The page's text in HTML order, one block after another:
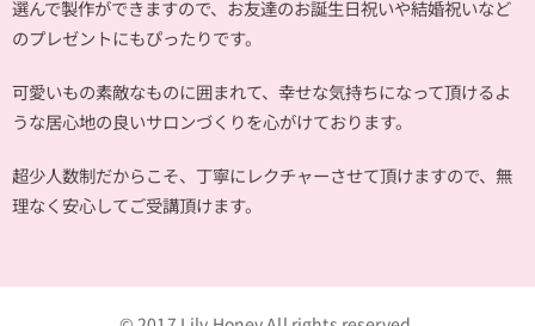
選んで製作ができますので、お友達のお誕生日祝いや結婚祝いなど
のプレゼントにもぴったりです。
可愛いもの素敵なものに囲まれて、幸せな気持ちになって頂けるよ
うな居心地の良いサロンづくりを心がけております。
超少人数制だからこそ、丁寧にレクチャーさせて頂けますので、無
理なく安心してご受講頂けます。